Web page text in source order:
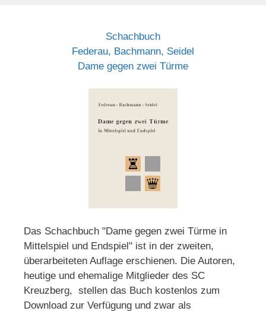
Schachbuch
Federau, Bachmann, Seidel
Dame gegen zwei Türme
Das Schachbuch "Dame gegen zwei Türme in
Mittelspiel und Endspiel" ist in der zweiten,
überarbeiteten Auflage erschienen. Die Autoren,
heutige und ehemalige Mitglieder des SC
Kreuzberg, stellen das Buch kostenlos zum
Download zur Verfügung und zwar als